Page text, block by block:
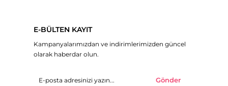
E-BÜLTEN KAYIT
Kampanyalarımızdan ve indirimlerimizden güncel
olarak haberdar olun.
Gönder